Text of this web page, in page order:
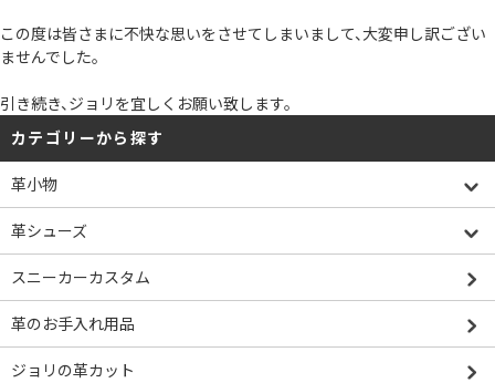
この度は皆さまに不快な思いをさせてしまいまして、大変申し訳ござい
ませんでした。
引き続き、ジョリを宜しくお願い致します。
カテゴリーから探す
革小物
革シューズ
スニーカーカスタム
革のお手入れ用品
ジョリの革カット